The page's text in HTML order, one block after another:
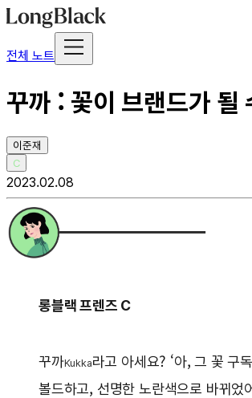
전체 노트
꾸까 : 꽃이 브랜드가 될
이준재
C
2023.02.08
롱블랙 프렌즈 C
꾸까Kukka라고 아세요? ‘아, 그 꽃 구
볼드하고, 선명한 노란색으로 바뀌